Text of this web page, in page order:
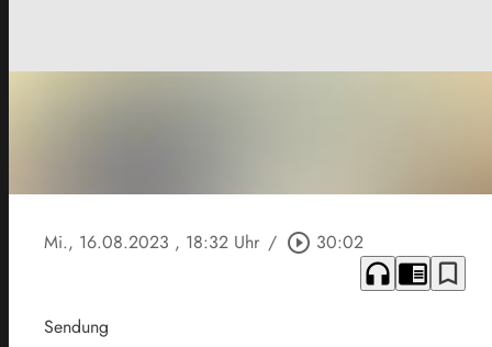
Mi., 16.08.2023 , 18:32 Uhr / play_circle_outline 30:02
headphones chrome_reader_mode bookmark_border
Sendung